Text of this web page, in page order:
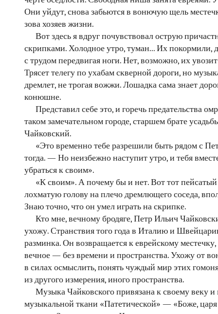
Они уйдут, снова забьются в вонючую щель
зова хозяев жизни.
Вот здесь я вдруг почувствовал острую
скрипками. Холодное утро, туман... Их покормили,
с трудом передвигая ноги. Нет, возможно, их
Трясет телегу по ухабам скверной дороги, но
дремлет, не трогая вожжи. Лошадка сама знает
конюшне.
Представил себе это, и горечь предательства
таком замечательном городе, старшем брате
Чайковский.
«Это временно тебе разрешили быть рядом с
тогда. — Но неизбежно наступит утро, и тебя
убраться к своим».
«К своим». А почему бы и нет. Вот тот
лохматую голову на плечо дремлющего соседа,
Знаю точно, что он умел играть на скрипке.
Кто мне, вечному бродяге, Петр Ильич
ухожу. Странствия того года в Италию и
разминка. Он возвращается к еврейскому
вечное — без времени и пространства. Ухожу от
в силах осмыслить, понять чуждый мир этих
из другого измерения, иного пространства.
Музыка Чайковского привязана к своему веку
музыкальной ткани «Патетической» — «Боже,